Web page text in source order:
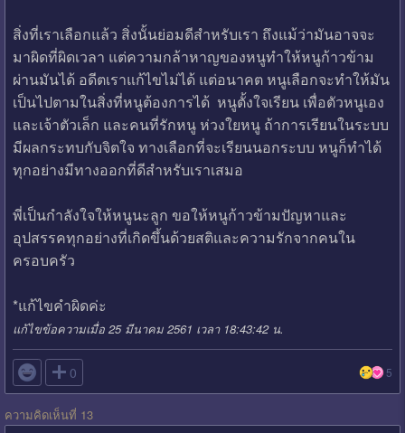
สิ่งที่เราเลือกแล้ว สิ่งนั้นย่อมดีสำหรับเรา ถึงแม้ว่ามันอาจจะ
มาผิดที่ผิดเวลา แต่ความกล้าหาญของหนูทำให้หนูก้าวข้าม
ผ่านมันได้ อดีตเราแก้ไขไม่ได้ แต่อนาคต หนูเลือกจะทำให้มัน
เป็นไปตามในสิ่งที่หนูต้องการได้ หนูตั้งใจเรียน เพื่อตัวหนูเอง
และเจ้าตัวเล็ก และคนที่รักหนู ห่วงใยหนู ถ้าการเรียนในระบบ
มีผลกระทบกับจิตใจ ทางเลือกที่จะเรียนนอกระบบ หนูก็ทำได้
ทุกอย่างมีทางออกที่ดีสำหรับเราเสมอ
พี่เป็นกำลังใจให้หนูนะลูก ขอให้หนูก้าวข้ามปัญหาและ
อุปสรรคทุกอย่างที่เกิดขึ้นด้วยสติและความรักจากคนใน
ครอบครัว
*แก้ไขคำผิดค่ะ
แก้ไขข้อความเมื่อ 25 มีนาคม 2561 เวลา 18:43:42 น.
 0 5
ความคิดเห็นที่ 13